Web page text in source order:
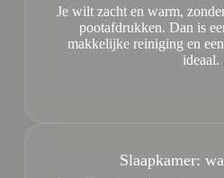
Je wilt zacht en warm,
pootafdrukken. Dan is
makkelijke reiniging en
ideaal.
Slaapkamer: